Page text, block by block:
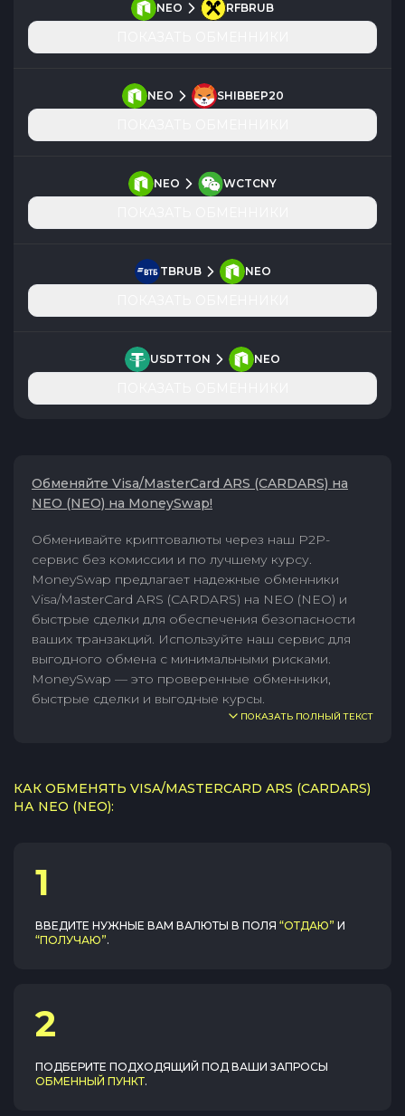
NEO RFBRUB
NEO SHIBBEP20
NEO WCTCNY
TBRUB NEO
USDTTON NEO
Обменяйте Visa/MasterCard ARS (CARDARS) на
NEO (NEO) на MoneySwap!
Обменивайте криптовалюты через наш P2P-
сервис без комиссии и по лучшему курсу.
MoneySwap предлагает надежные обменники
Visa/MasterCard ARS (CARDARS) на NEO (NEO) и
быстрые сделки для обеспечения безопасности
ваших транзакций. Используйте наш сервис для
выгодного обмена с минимальными рисками.
MoneySwap — это проверенные обменники,
быстрые сделки и выгодные курсы.
ПОКАЗАТЬ ПОЛНЫЙ ТЕКСТ
КАК ОБМЕНЯТЬ VISA/MASTERCARD ARS (CARDARS)
НА NEO (NEO):
1
ВВЕДИТЕ НУЖНЫЕ ВАМ ВАЛЮТЫ В ПОЛЯ “ОТДАЮ” И
“ПОЛУЧАЮ”.
2
ПОДБЕРИТЕ ПОДХОДЯЩИЙ ПОД ВАШИ ЗАПРОСЫ
ОБМЕННЫЙ ПУНКТ.